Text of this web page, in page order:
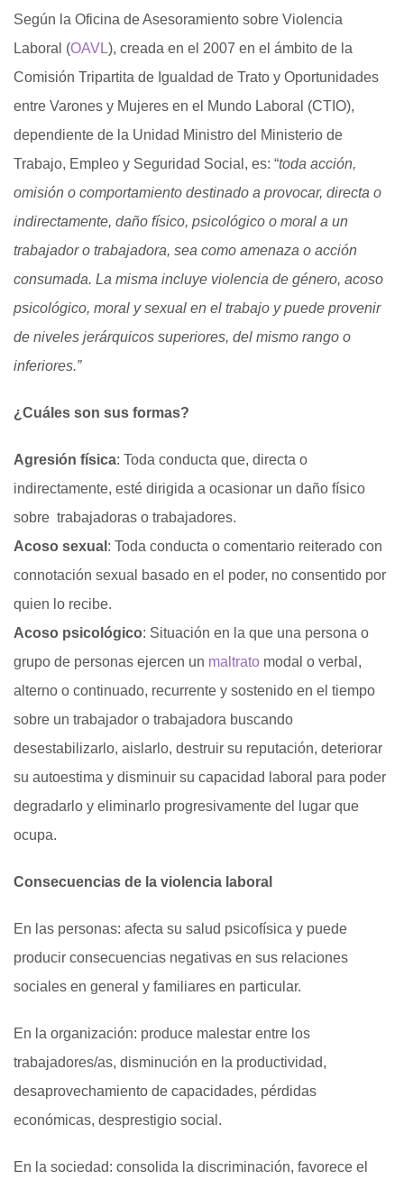
Según la Oficina de Asesoramiento sobre Violencia
Laboral (OAVL), creada en el 2007 en el ámbito de la
Comisión Tripartita de Igualdad de Trato y Oportunidades
entre Varones y Mujeres en el Mundo Laboral (CTIO),
dependiente de la Unidad Ministro del Ministerio de
Trabajo, Empleo y Seguridad Social, es: “toda acción,
omisión o comportamiento destinado a provocar, directa o
indirectamente, daño físico, psicológico o moral a un
trabajador o trabajadora, sea como amenaza o acción
consumada. La misma incluye violencia de género, acoso
psicológico, moral y sexual en el trabajo y puede provenir
de niveles jerárquicos superiores, del mismo rango o
inferiores.”
¿Cuáles son sus formas?
Agresión física: Toda conducta que, directa o
indirectamente, esté dirigida a ocasionar un daño físico
sobre trabajadoras o trabajadores.
Acoso sexual : Toda conducta o comentario reiterado con
connotación sexual basado en el poder, no consentido por
quien lo recibe.
Acoso psicológico: Situación en la que una persona o
grupo de personas ejercen un maltrato modal o verbal,
alterno o continuado, recurrente y sostenido en el tiempo
sobre un trabajador o trabajadora buscando
desestabilizarlo, aislarlo, destruir su reputación, deteriorar
su autoestima y disminuir su capacidad laboral para poder
degradarlo y eliminarlo progresivamente del lugar que
ocupa.
Consecuencias de la violencia laboral
En las personas: afecta su salud psicofísica y puede
producir consecuencias negativas en sus relaciones
sociales en general y familiares en particular.
En la organización: produce malestar entre los
trabajadores/as, disminución en la productividad,
desaprovechamiento de capacidades, pérdidas
económicas, desprestigio social.
En la sociedad: consolida la discriminación, favorece el